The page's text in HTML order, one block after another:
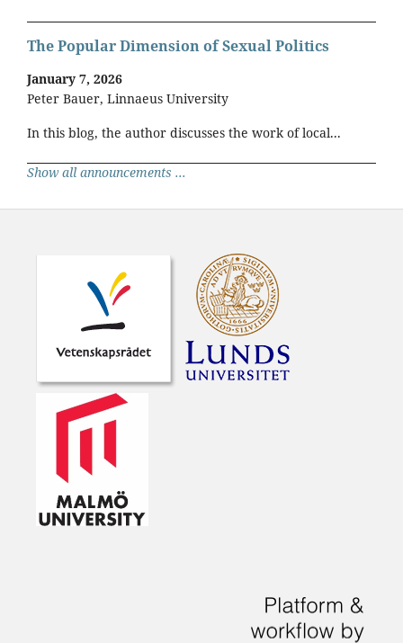
The Popular Dimension of Sexual Politics
January 7, 2026
Peter Bauer, Linnaeus University
In this blog, the author discusses the work of local...
Show all announcements ...